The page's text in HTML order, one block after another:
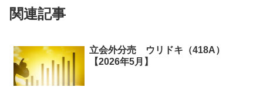
関連記事
立会外分売 ウリドキ（418A）
【2026年5月】